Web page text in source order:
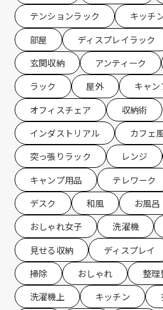
テンションラック
キッチ
部屋
ディスプレイラック
玄関収納
アンティーク
ラック
屋外
キャン
オフィスチェア
収納術
インダストリアル
カフェ
突っ張りラック
レンジ
キャンプ用品
テレワーク
デスク
和風 お風呂
おしゃれ女子
洗濯機
見せる収納
ディスプレイ
掃除
おしゃれ
整理
洗濯機上
キッチン